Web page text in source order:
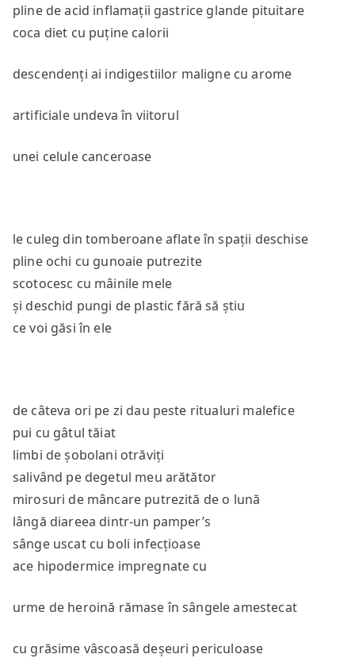
pline de acid inflamații gastrice glande pituitare
coca diet cu puține calorii
descendenți ai indigestiilor maligne cu arome
artificiale undeva în viitorul
unei celule canceroase
le culeg din tomberoane aflate în spații deschise
pline ochi cu gunoaie putrezite
scotocesc cu mâinile mele
și deschid pungi de plastic fără să știu
ce voi găsi în ele
de câteva ori pe zi dau peste ritualuri malefice
pui cu gâtul tăiat
limbi de șobolani otrăviți
salivând pe degetul meu arătător
mirosuri de mâncare putrezită de o lună
lângă diareea dintr-un pamper’s
sânge uscat cu boli infecțioase
ace hipodermice impregnate cu
urme de heroină rămase în sângele amestecat
cu grăsime vâscoasă deșeuri periculoase